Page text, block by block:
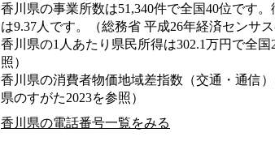
香川県の事業所数は51,340件で全国40位です
は9.37人です。（総務省 平成26年経済センサス
香川県の1人あたり県民所得は302.1万円で全
照）
香川県の消費者物価地域差指数（交通・通信
県のすがた2023を参照）
香川県の電話番号一覧をみる